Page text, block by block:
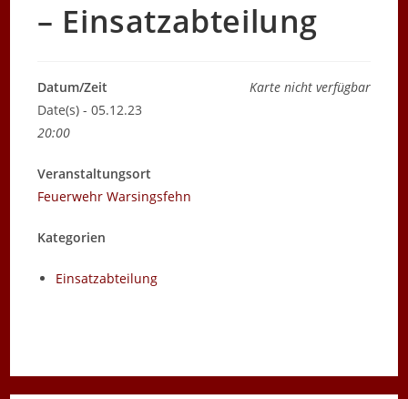
– Einsatzabteilung
Karte nicht verfügbar
Datum/Zeit
Date(s) - 05.12.23
20:00
Veranstaltungsort
Feuerwehr Warsingsfehn
Kategorien
Einsatzabteilung